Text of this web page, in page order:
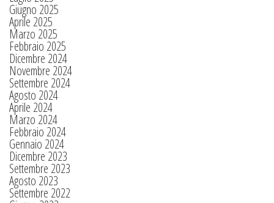
Giugno 2025
Aprile 2025
Marzo 2025
Febbraio 2025
Dicembre 2024
Novembre 2024
Settembre 2024
Agosto 2024
Aprile 2024
Marzo 2024
Febbraio 2024
Gennaio 2024
Dicembre 2023
Settembre 2023
Agosto 2023
Settembre 2022